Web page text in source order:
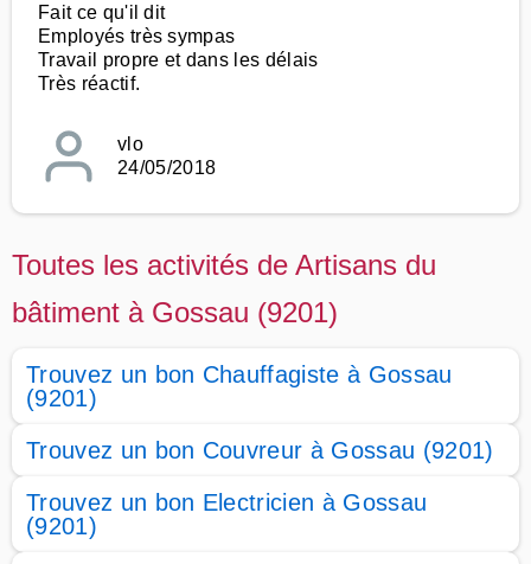
Fait ce qu'il dit
Employés très sympas
Travail propre et dans les délais
Très réactif.
vlo
24/05/2018
Toutes les activités de Artisans du
bâtiment à Gossau (9201)
Trouvez un bon Chauffagiste à Gossau
(9201)
Trouvez un bon Couvreur à Gossau (9201)
Trouvez un bon Electricien à Gossau
(9201)